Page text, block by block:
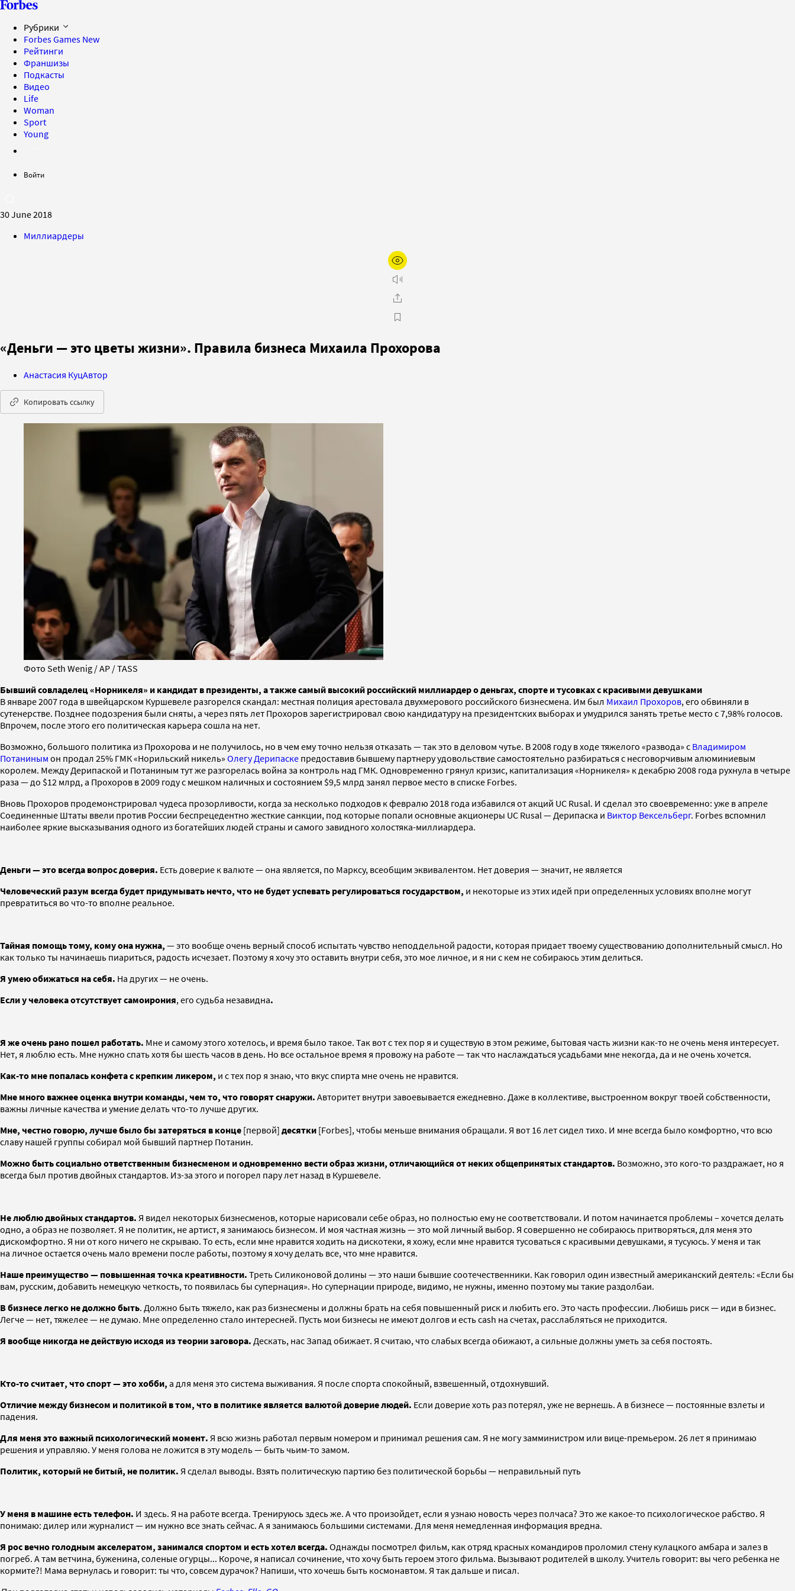
Рубрики
Forbes Games New
Рейтинги
Франшизы
Подкасты
Видео
Life
Woman
Sport
Young
Войти
30 June 2018
Миллиардеры
«Деньги — это цветы жизни». Правила бизнеса Михаила Прохорова
Анастасия КуцАвтор
Копировать ссылку
Фото Seth Wenig / AP / TASS
Бывший совладелец «Норникеля» и кандидат в президенты, а также самый высокий российский миллиардер о деньгах, спорте и тусовках с красивыми девушками
В январе 2007 года в швейцарском Куршевеле разгорелся скандал: местная полиция арестовала двухмерового российского бизнесмена. Им был Михаил Прохоров, его обвиняли в
сутенерстве. Позднее подозрения были сняты, а через пять лет Прохоров зарегистрировал свою кандидатуру на президентских выборах и умудрился занять третье место с 7,98% голосов.
Впрочем, после этого его политическая карьера сошла на нет.
Возможно, большого политика из Прохорова и не получилось, но в чем ему точно нельзя отказать — так это в деловом чутье. В 2008 году в ходе тяжелого «развода» с Владимиром
Потаниным он продал 25% ГМК «Норильский никель» Олегу Дерипаске предоставив бывшему партнеру удовольствие самостоятельно разбираться с несговорчивым алюминиевым
королем. Между Дерипаской и Потаниным тут же разгорелась война за контроль над ГМК. Одновременно грянул кризис, капитализация «Норникеля» к декабрю 2008 года рухнула в четыре
раза — до $12 млрд, а Прохоров в 2009 году с мешком наличных и состоянием $9,5 млрд занял первое место в списке Forbes.
Вновь Прохоров продемонстрировал чудеса прозорливости, когда за несколько подходов к февралю 2018 года избавился от акций UC Rusal. И сделал это своевременно: уже в апреле
Соединенные Штаты ввели против России беспрецедентно жесткие санкции, под которые попали основные акционеры UC Rusal — Дерипаска и Виктор Вексельберг. Forbes вспомнил
наиболее яркие высказывания одного из богатейших людей страны и самого завидного холостяка-миллиардера.
Деньги — это всегда вопрос доверия. Есть доверие к валюте — она является, по Марксу, всеобщим эквивалентом. Нет доверия — значит, не является
Человеческий разум всегда будет придумывать нечто, что не будет успевать регулироваться государством, и некоторые из этих идей при определенных условиях вполне могут
превратиться во что-то вполне реальное.
Тайная помощь тому, кому она нужна, — это вообще очень верный способ испытать чувство неподдельной радости, которая придает твоему существованию дополнительный смысл. Но
как только ты начинаешь пиариться, радость исчезает. Поэтому я хочу это оставить внутри себя, это мое личное, и я ни с кем не собираюсь этим делиться.
Я умею обижаться на себя. На других — не очень.
Если у человека отсутствует ­самоирония, его судьба незавидна.
Я же очень рано пошел работать. Мне и самому этого хотелось, и время было такое. Так вот с тех пор я и существую в этом режиме, ­бытовая часть жизни как-то не очень меня интересует.
Нет, я люблю есть. Мне нужно спать хотя бы шесть часов в день. Но все остальное время я провожу на работе — так что наслаждаться усадьбами мне некогда, да и не очень хочется.
Как-то мне попалась конфета с крепким ликером, и с тех пор я знаю, что вкус спирта мне очень не нравится.
Мне много важнее оценка внутри команды, чем то, что говорят снаружи. Авторитет внутри завоевывается ежедневно. Даже в коллективе, выстроенном вокруг твоей собственности,
важны личные качества и умение делать что-то лучше других.
Мне, честно говорю, лучше было бы затеряться в конце [первой] десятки [Forbes], чтобы меньше внимания обращали. Я вот 16 лет сидел тихо. И мне всегда было комфортно, что всю
славу нашей группы собирал мой бывший партнер Потанин.
Можно быть социально ответственным бизнесменом и одновременно вести образ жизни, отличающийся от неких общепринятых стандартов. Возможно, это кого-то раздражает, но я
всегда был против двойных стандартов. Из-за этого и погорел пару лет назад в Куршевеле.
Не люблю двойных стандартов. Я видел некоторых бизнесменов, которые нарисовали себе образ, но полностью ему не соответствовали. И потом начинается проблемы – хочется делать
одно, а образ не позволяет. Я не политик, не артист, я занимаюсь бизнесом. И моя частная жизнь — это мой личный выбор. Я совершенно не собираюсь притворяться, для меня это
дискомфортно. Я ни от кого ничего не скрываю. То есть, если мне нравится ходить на дискотеки, я хожу, если мне нравится тусоваться с красивыми девушками, я тусуюсь. У меня и так
на личное остается очень мало времени после работы, поэтому я хочу делать все, что мне нравится.
Наше преимущество — повышенная точка креативности. Треть Силиконовой долины — это наши бывшие соотечественники. Как говорил один известный американский деятель: «Если бы
вам, русским, добавить немецкую четкость, то появилась бы супернация». Но супернации природе, видимо, не нужны, именно поэтому мы такие раздолбаи.
В бизнесе легко не должно быть. Должно быть тяжело, как раз бизнесмены и должны брать на себя повышенный риск и любить его. Это часть профессии. Любишь риск — иди в бизнес.
Легче — нет, тяжелее — не думаю. Мне определенно стало интересней. Пусть мои бизнесы не имеют долгов и есть cash на счетах, расслабляться не приходится.
Я вообще никогда не действую исходя из теории заговора. Дескать, нас Запад обижает. Я считаю, что слабых всегда обижают, а сильные должны уметь за себя постоять.
Кто-то считает, что спорт — это хобби, а для меня это система выживания. Я после спорта спокойный, взвешенный, отдохнувший.
Отличие между бизнесом и политикой в том, что в политике является валютой доверие людей. Если доверие хоть раз потерял, уже не вернешь. А в бизнесе — постоянные взлеты и
падения.
Для меня это важный психологический момент. Я всю жизнь работал первым номером и принимал решения сам. Я не могу замминистром или вице-премьером. 26 лет я принимаю
решения и управляю. У меня голова не ложится в эту модель — быть чьим-то замом.
Политик, который не битый, не политик. Я сделал выводы. Взять политическую партию без политической борьбы — неправильный путь
У меня в машине есть телефон. И здесь. Я на работе всегда. Тренируюсь здесь же. А что произойдет, если я узнаю новость через полчаса? Это же какое-то психологическое рабство. Я
понимаю: дилер или журналист — им нужно все знать сейчас. А я занимаюсь большими системами. Для меня немедленная информация вредна.
Я рос вечно голодным акселератом, занимался спортом и есть хотел всегда. Однажды посмотрел фильм, как отряд красных командиров проломил стену кулацкого амбара и залез в
погреб. А там ветчина, буженина, соленые огурцы... Короче, я написал сочинение, что хочу быть героем этого фильма. Вызывают родителей в школу. Учитель говорит: вы чего ребенка не
кормите?! Мама вернулась и говорит: ты что, совсем дурачок? Напиши, что хочешь быть космонавтом. Я так дальше и писал.